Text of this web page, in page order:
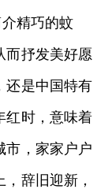
精巧的蚊
而抒发美好愿
还是中国特有
红时，意味着
市，家家户户
辞旧迎新，